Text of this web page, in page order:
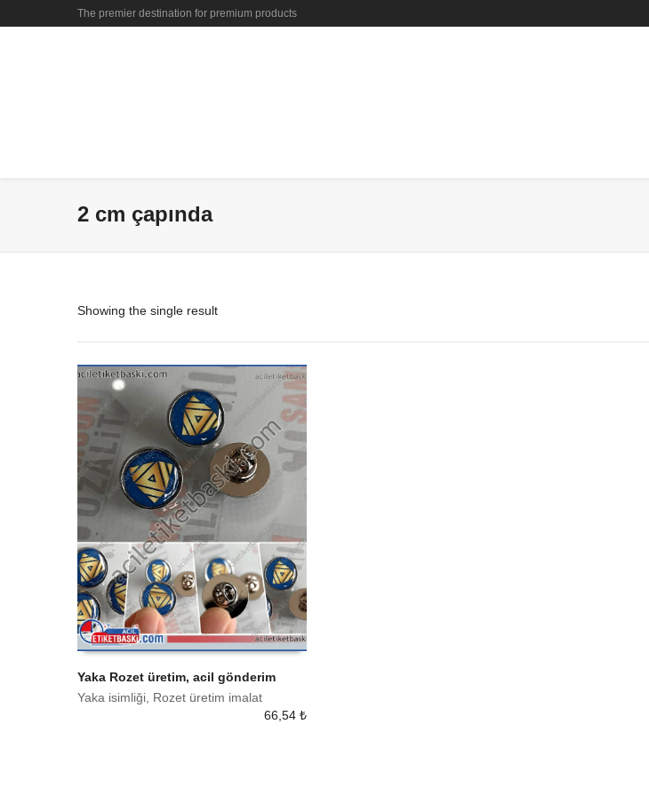
The premier destination for premium products
2 cm çapında
Showing the single result
SEPETE EKLE
Yaka Rozet üretim, acil gönderim
Yaka isimliği, Rozet üretim imalat
66,54 ₺